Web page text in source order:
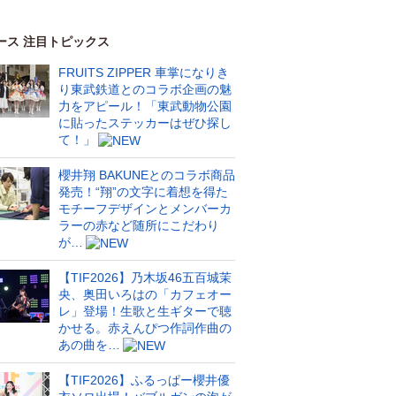
ス 注目トピックス
FRUITS ZIPPER 車掌になりき
り東武鉄道とのコラボ企画の魅
力をアピール！「東武動物公園
に貼ったステッカーはぜひ探し
て！」
櫻井翔 BAKUNEとのコラボ商品
発売！“翔”の文字に着想を得た
モチーフデザインとメンバーカ
ラーの赤など随所にこだわり
が…
【TIF2026】乃木坂46五百城茉
央、奥田いろはの「カフェオー
レ」登場！生歌と生ギターで聴
かせる。赤えんぴつ作詞作曲の
あの曲を…
【TIF2026】ふるっぱー櫻井優